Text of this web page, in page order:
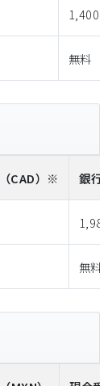
1,400
無料
（CAD）※ 銀行
1,980
無料